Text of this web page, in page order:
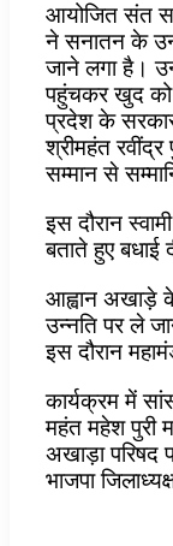
आयोजित संत
ने सनातन के उन
जाने लगा है।
पहुंचकर खुद को
प्रदेश के सरकार
श्रीमहंत
सम्मान से
इस दौरान
बताते हुए बधाई
आह्वान अखाड़े के
उन्नति पर ले
इस दौरान
कार्यक्रम में
महंत महेश पुरी
अखाड़ा परिषद
भाजपा